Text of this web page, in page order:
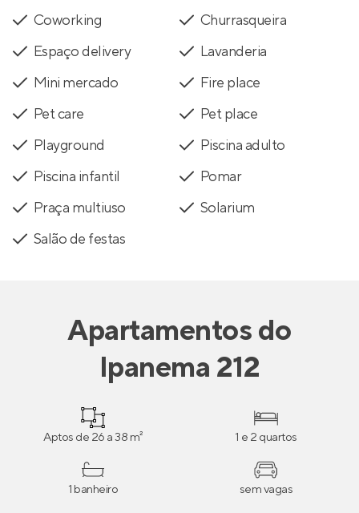
Coworking
Churrasqueira
Espaço delivery
Lavanderia
Mini mercado
Fire place
Pet care
Pet place
Playground
Piscina adulto
Piscina infantil
Pomar
Praça multiuso
Solarium
Salão de festas
Apartamentosdo
Ipanema 212
Aptos de 26 a 38 m² 1 e 2 quartos
1 banheiro sem vagas